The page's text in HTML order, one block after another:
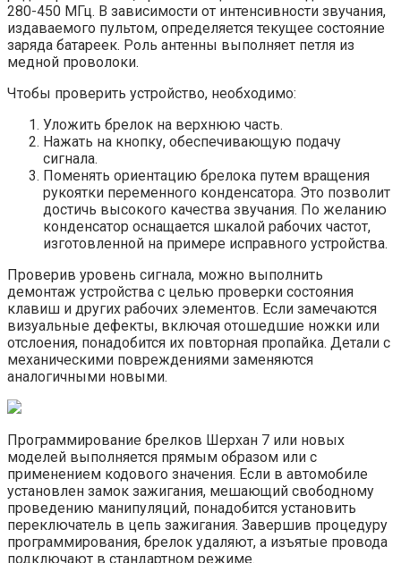
280-450 МГц. В зависимости от интенсивности звучания,
издаваемого пультом, определяется текущее состояние
заряда батареек. Роль антенны выполняет петля из
медной проволоки.
Чтобы проверить устройство, необходимо:
Уложить брелок на верхнюю часть.
Нажать на кнопку, обеспечивающую подачу
сигнала.
Поменять ориентацию брелока путем вращения
рукоятки переменного конденсатора. Это позволит
достичь высокого качества звучания. По желанию
конденсатор оснащается шкалой рабочих частот,
изготовленной на примере исправного устройства.
Проверив уровень сигнала, можно выполнить
демонтаж устройства с целью проверки состояния
клавиш и других рабочих элементов. Если замечаются
визуальные дефекты, включая отошедшие ножки или
отслоения, понадобится их повторная пропайка. Детали с
механическими повреждениями заменяются
аналогичными новыми.
Программирование брелков Шерхан 7 или новых
моделей выполняется прямым образом или с
применением кодового значения. Если в автомобиле
установлен замок зажигания, мешающий свободному
проведению манипуляций, понадобится установить
переключатель в цепь зажигания. Завершив процедуру
программирования, брелок удаляют, а изъятые провода
подключают в стандартном режиме.